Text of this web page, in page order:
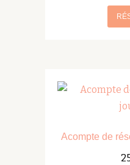
Acompte de